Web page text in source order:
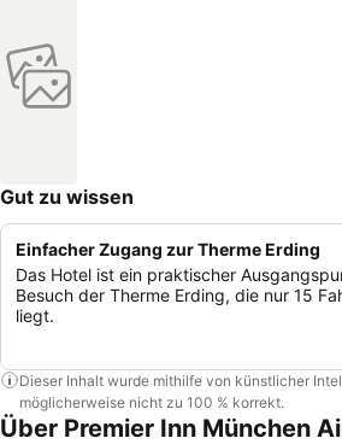
Gut zu wissen
Einfacher Zugang zur Therme Erding
Das Hotel ist ein praktischer
Besuch der Therme Erding, die nur 15
liegt.
Dieser Inhalt wurde mithilfe von künstlicher
möglicherweise nicht zu 100 % korrekt.
Über Premier Inn München